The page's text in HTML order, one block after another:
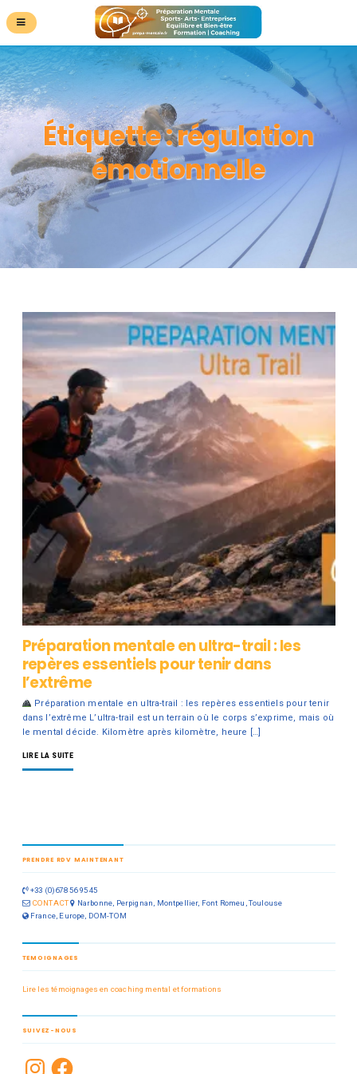
Étiquette :régulation
émotionnelle
Préparation mentale en ultra-trail : les
repères essentiels pour tenir dans
l’extrême
Préparation mentale en ultra-trail : les repères essentiels pour tenir
dans l’extrême L’ultra-trail est un terrain où le corps s’exprime, mais où
le mental décide. Kilomètre après kilomètre, heure […]
LIRE LA SUITE
PRENDRE RDV MAINTENANT
+33 (0)678 56 95 45
CONTACT
Narbonne, Perpignan, Montpellier, Font Romeu, Toulouse
France, Europe, DOM-TOM
TEMOIGNAGES
Lire les témoignages en coaching mental et formations
SUIVEZ-NOUS